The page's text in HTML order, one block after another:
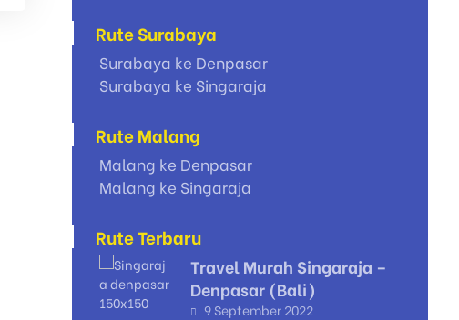
Rute Surabaya
Surabaya ke Denpasar
Surabaya ke Singaraja
Rute Malang
Malang ke Denpasar
Malang ke Singaraja
Rute Terbaru
Travel Murah Singaraja –
Denpasar (Bali)
9 September 2022